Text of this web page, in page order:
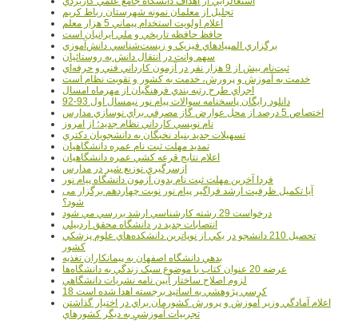
تجليل از معلمان نمونه شهرستان رباط کريم
اعلام اولويت استخدام پيماني 5 هزار معلم
حافظ حافظه تاريخي و ملي ايرانيان است
برگزاري المپيادهاي فيزيک و زيست‌شناسي دانش‌آموزي
سهم وانت در انتقال دانش به روستائيان
ثبت‌نام بيش از 9 هزار نفر در آزمون کارداني فني و حرفه‌اي
خدمت به آموزش و پرورش، خدمت به کشور و تقويت نظام است
اجراي طرح رتبه بندي فرهنگيان از مهرماه امسال
دانلود رایگان پاسخنامه سوالات پیام نور نیمسال اول 93-92
اختصاص 5 درصد از محل عوارض گاز مصرفي براي نوسازي مدارس
نام نويسي کارداني نظام جديد؛ از امروز
تسهيلات جديد بنياد نخبگان به دانشجويان دکتري
تمديد مهلت ثبت نام عمره دانشگاهيان
اعلام نتايج قرعه کشي عمره دانشگاهيان
ازسرگيري توزيع شير در مدارس
فردا آخرین مهلت ثبت نام بدون آزمون دانشگاه پیام نور
آیا تکمیل ظرفیت ارشد فراگیر پیام نور نوبت چهاردهم برگزار می
شود؟
درخواست 29 رشته کارشناسي ارشد بررسي مي شود
انتصابات جديد در دانشگاه محقق اردبيلي
تحصيل 210 دانشجو در يکي از نوپاترين دانشکده‌هاي علوم پزشکي
کشور
بدهي دانشگاه اصفهان به پيمانکاران تغذيه
عرضه 20 عنوان کتاب با موضوع سبک زندگي به دانشگاه‌ها
لزوم اصلاح ساختار آيين نامه نشريات دانشگاهي
18 کرسي پژوهشي به اساتيد برجسته اهدا شده است
اعلام آمادگي وزير آموزش و پرورش کشورمان براي در اختيار گذاشتن
تجربيات آموزشي به ديگر کشورهاي